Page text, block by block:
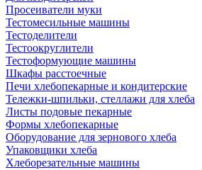
Просеиватели муки
Тестомесильные машины
Тестоделители
Тестоокруглители
Тестоформующие машины
Шкафы расстоечные
Печи хлебопекарные и кондитерские
Тележки-шпильки, стеллажи для хлеба
Листы подовые пекарные
Формы хлебопекарные
Оборудование для зернового хлеба
Упаковщики хлеба
Хлеборезательные машины